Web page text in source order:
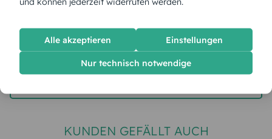
jetzt gestalten
KUNDEN GEFÄLLT AUCH
Alle akzeptieren Einstellungen
Nur technisch notwendige